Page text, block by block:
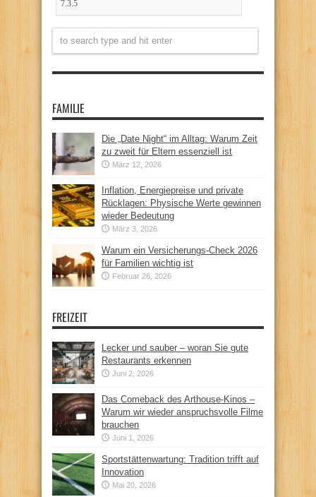
FAMILIE
Die „Date Night“ im Alltag: Warum Zeit
zu zweit für Eltern essenziell ist
März 12, 2026
Inflation, Energiepreise und private
Rücklagen: Physische Werte gewinnen
wieder Bedeutung
März 3, 2026
Warum ein Versicherungs-Check 2026
für Familien wichtig ist
Februar 26, 2026
FREIZEIT
Lecker und sauber – woran Sie gute
Restaurants erkennen
Juni 2, 2026
Das Comeback des Arthouse-Kinos –
Warum wir wieder anspruchsvolle Filme
brauchen
Juni 1, 2026
Sportstättenwartung: Tradition trifft auf
Innovation
Mai 20, 2026